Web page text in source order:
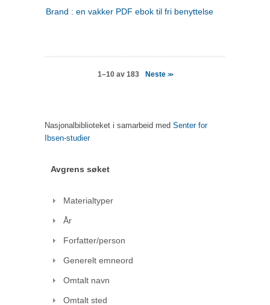
Brand : en vakker PDF ebok til fri benyttelse
1–10 av 183 Neste >>
Nasjonalbiblioteket i samarbeid med Senter for
Ibsen-studier
Avgrens søket
Materialtyper
År
Forfatter/person
Generelt emneord
Omtalt navn
Omtalt sted